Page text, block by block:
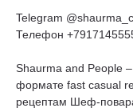
Telegram
Телефон
Shaurma and People
формате fast casual
рецептам Шеф-